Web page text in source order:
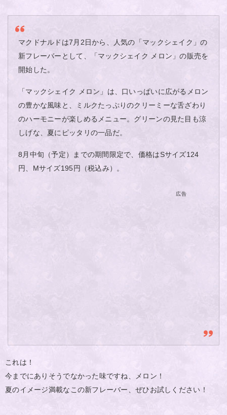
マクドナルドは7月2日から、人気の「マックシェイク」の
新フレーバーとして、「マックシェイク メロン」の販売を
開始した。
「マックシェイク メロン」は、口いっぱいに広がるメロン
の豊かな風味と、ミルクたっぷりのクリーミーな舌ざわり
のハーモニーが楽しめるメニュー。グリーンの見た目も涼
しげな、夏にピッタリの一品だ。
8月中旬（予定）までの期間限定で、価格はSサイズ124
円、Mサイズ195円（税込み）。
広告
これは！
今までにありそうでなかった味ですね、メロン！
夏のイメージ満載なこの新フレーバー、ぜひお試しください！